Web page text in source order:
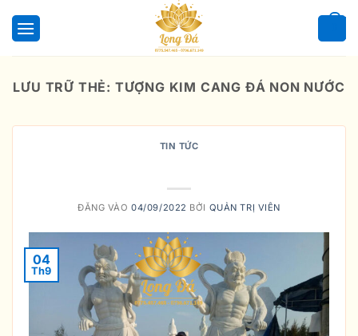
qua
LƯU TRỮ THẺ: TƯỢNG KIM CANG ĐÁ NON NƯỚC
TIN TỨC
ĐĂNG VÀO04/09/2022 BỞI QUẢN TRỊ VIÊN
04
Th9